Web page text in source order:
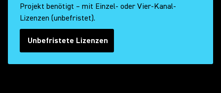
Projekt benötigt – mit Einzel- oder Vier-Kanal-
Lizenzen (unbefristet).
Unbefristete Lizenzen